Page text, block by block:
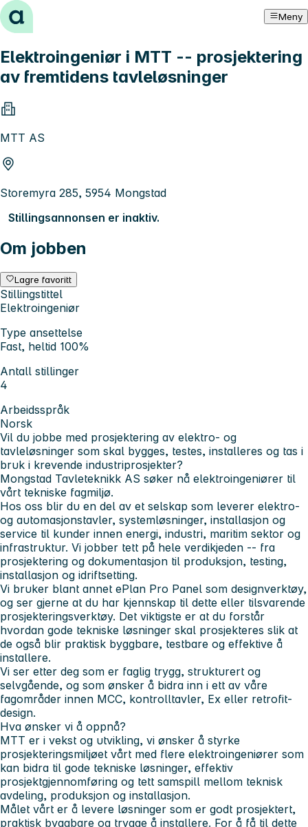
Hopp til innhold Meny
Elektroingeniør i MTT -- prosjektering
av fremtidens tavleløsninger
MTT AS
Storemyra 285, 5954 Mongstad
Stillingsannonsen er inaktiv.
Om jobben
Lagre favoritt
Stillingstittel
Elektroingeniør
Type ansettelse
Fast, heltid 100%
Antall stillinger
4
Arbeidsspråk
Norsk
Vil du jobbe med prosjektering av elektro- og
tavleløsninger som skal bygges, testes, installeres og tas i
bruk i krevende industriprosjekter?
Mongstad Tavleteknikk AS søker nå elektroingeniører til
vårt tekniske fagmiljø.
Hos oss blir du en del av et selskap som leverer elektro-
og automasjonstavler, systemløsninger, installasjon og
service til kunder innen energi, industri, maritim sektor og
infrastruktur. Vi jobber tett på hele verdikjeden -- fra
prosjektering og dokumentasjon til produksjon, testing,
installasjon og idriftsetting.
Vi bruker blant annet ePlan Pro Panel som designverktøy,
og ser gjerne at du har kjennskap til dette eller tilsvarende
prosjekteringsverktøy. Det viktigste er at du forstår
hvordan gode tekniske løsninger skal prosjekteres slik at
de også blir praktisk byggbare, testbare og effektive å
installere.
Vi ser etter deg som er faglig trygg, strukturert og
selvgående, og som ønsker å bidra inn i ett av våre
fagområder innen MCC, kontrolltavler, Ex eller retrofit-
design.
Hva ønsker vi å oppnå?
MTT er i vekst og utvikling, vi ønsker å styrke
prosjekteringsmiljøet vårt med flere elektroingeniører som
kan bidra til gode tekniske løsninger, effektiv
prosjektgjennomføring og tett samspill mellom teknisk
avdeling, produksjon og installasjon.
Målet vårt er å levere løsninger som er godt prosjektert,
praktisk byggbare og trygge å installere. For å få til dette